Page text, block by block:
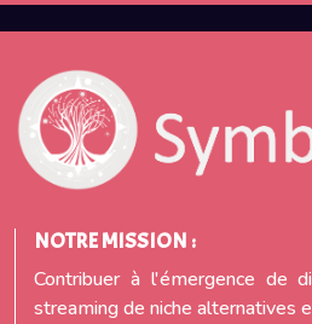
NOTRE MISSION :
Contribuer à l'émergence de
streaming de niche alternatives